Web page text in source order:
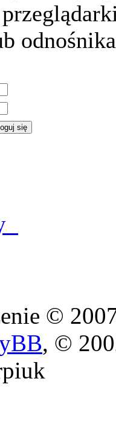
©
, ©